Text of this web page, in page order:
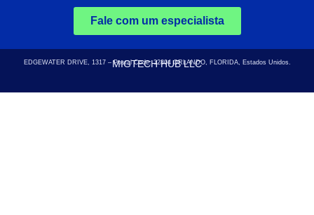
Fale com um especialista
MIGTECH HUB LLC
EDGEWATER DRIVE, 1317 – Postal Code: 32804ORLANDO, FLORIDA, Estados Unidos.